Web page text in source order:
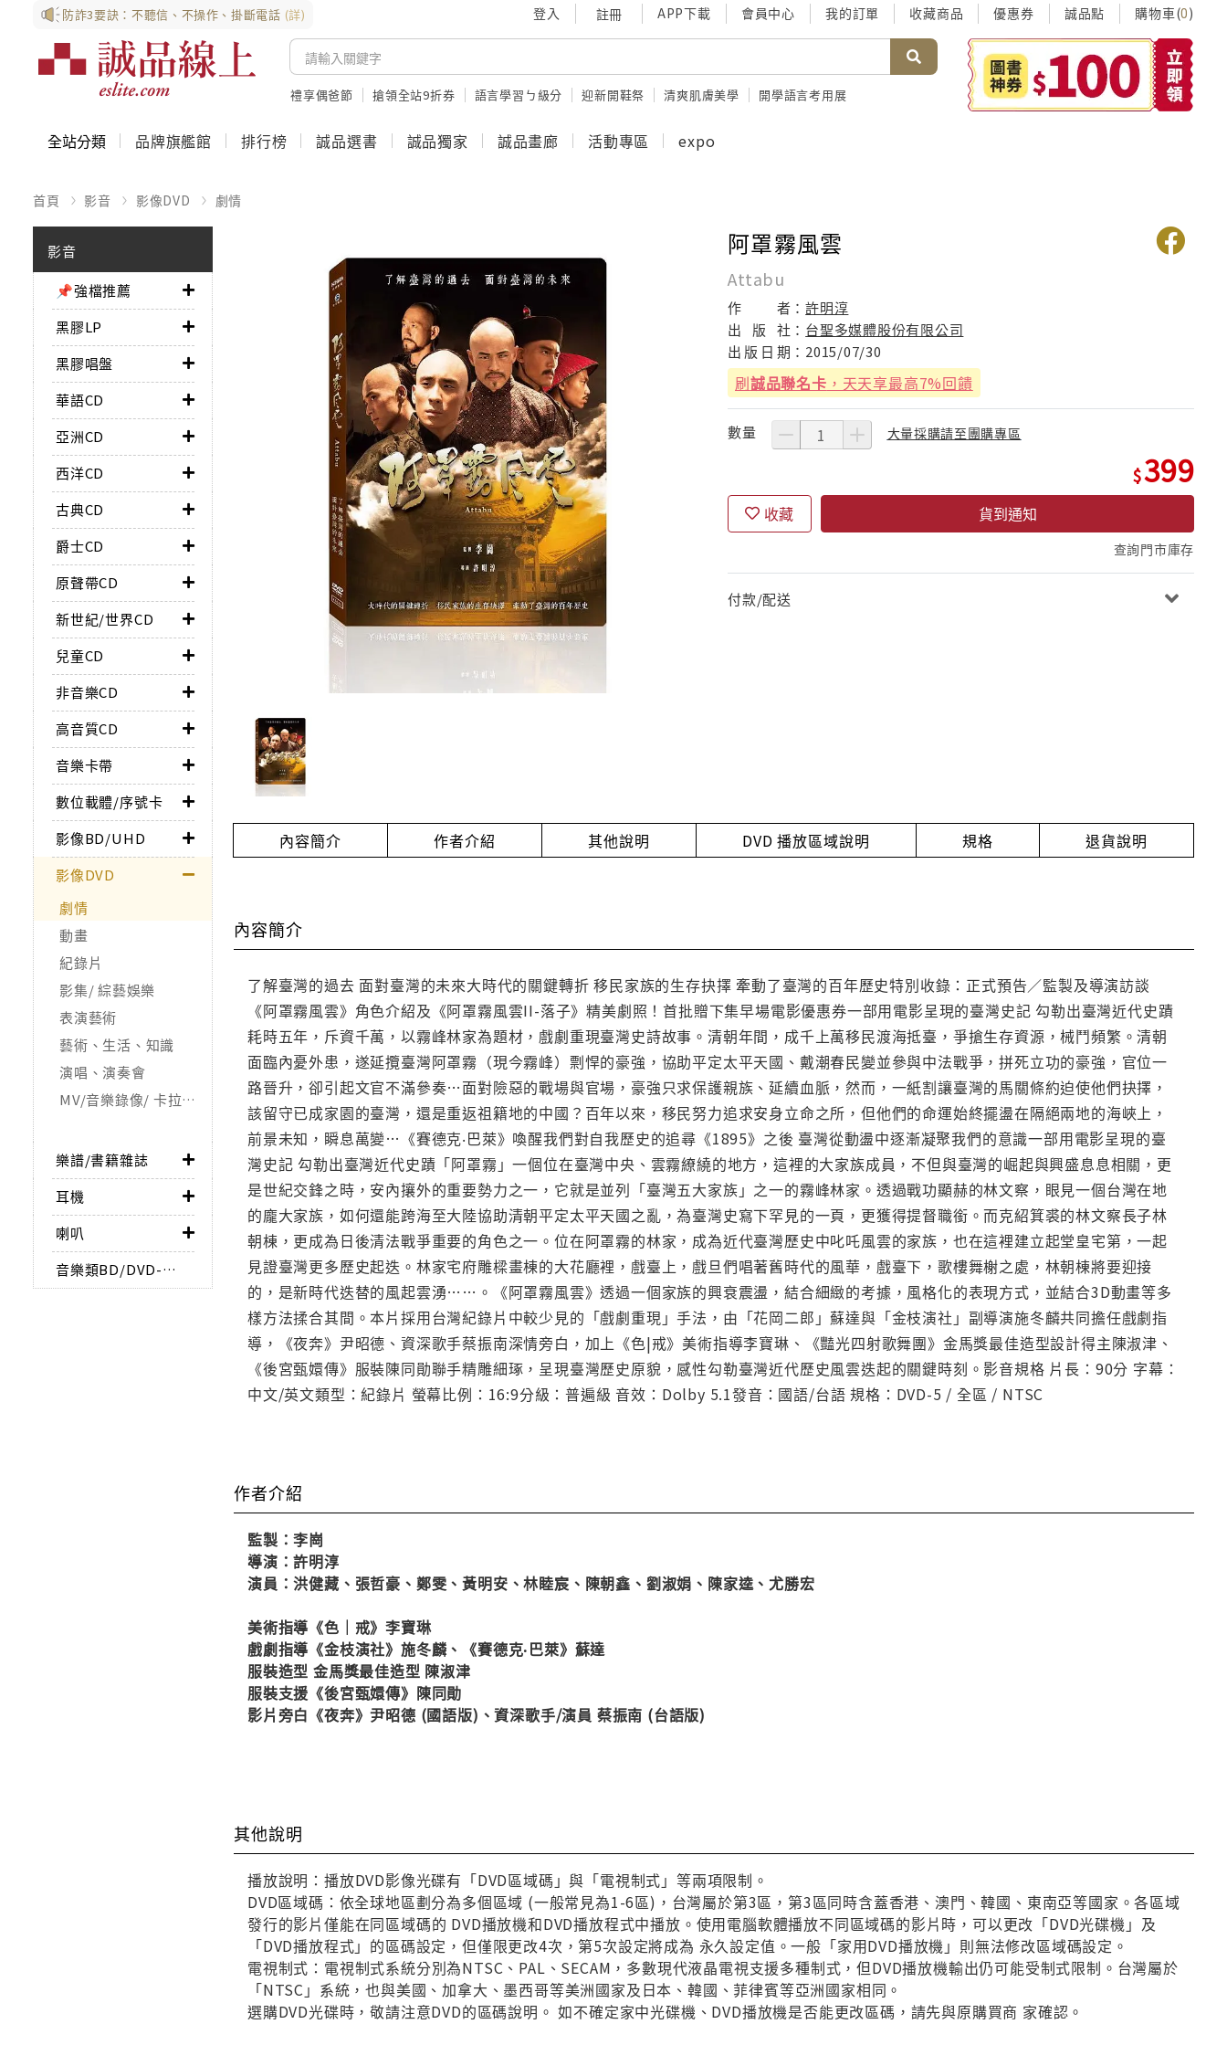
防詐3要訣：不聽信、不操作、掛斷電話 (詳) 登入 註冊 APP下載 會員中心 我的訂單 收藏商品 優惠券 誠品點 購物車(0)
禮享偶爸節 搶領全站9折券 語言學習ㄅ級分 迎新開鞋祭 清爽肌膚美學 開學語言考用展
全站分類 品牌旗艦館 排行榜 誠品選書 誠品獨家 誠品畫廊 活動專區 expo
首頁 影音 影像DVD 劇情
影音
📌強檔推薦
黑膠LP
黑膠唱盤
華語CD
亞洲CD
西洋CD
古典CD
爵士CD
原聲帶CD
新世紀/世界CD
兒童CD
非音樂CD
高音質CD
音樂卡帶
數位載體/序號卡
影像BD/UHD
影像DVD
劇情
動畫
紀錄片
影集/ 綜藝娛樂
表演藝術
藝術、生活、知識
演唱、演奏會
MV/音樂錄像/ 卡拉OK
樂譜/書籍雜誌
耳機
喇叭
音樂類BD/DVD-AUDIO
阿罩霧風雲
Attabu
作 者：許明淳
出
版 社： 台聖多媒體股份有限公司
出 版 日 期： 2015/07/30
刷誠品聯名卡 ，天天享最高7%回饋
數量 大量採購請至團購專區
399
收藏 貨到通知
查詢門市庫存
付款/配送
內容簡介 作者介紹 其他說明 DVD 播放區域說明 規格 退貨說明
內容簡介
了解臺灣的過去 面對臺灣的未來大時代的關鍵轉折 移民家族的生存抉擇 牽動了臺灣的百年歷史特別收錄：正式預告／監製及導演訪談
《阿罩霧風雲》角色介紹及《阿罩霧風雲II-落子》精美劇照！首批贈下集早場電影優惠券一部用電影呈現的臺灣史記 勾勒出臺灣近代史蹟
耗時五年，斥資千萬，以霧峰林家為題材，戲劇重現臺灣史詩故事。清朝年間，成千上萬移民渡海抵臺，爭搶生存資源，械鬥頻繁。清朝
面臨內憂外患，遂延攬臺灣阿罩霧（現今霧峰）剽悍的豪強，協助平定太平天國、戴潮春民變並參與中法戰爭，拼死立功的豪強，官位一
路晉升，卻引起文官不滿參奏…面對險惡的戰場與官場，豪強只求保護親族、延續血脈，然而，一紙割讓臺灣的馬關條約迫使他們抉擇，
該留守已成家園的臺灣，還是重返祖籍地的中國？百年以來，移民努力追求安身立命之所，但他們的命運始終擺盪在隔絕兩地的海峽上，
前景未知，瞬息萬變…《賽德克‧巴萊》喚醒我們對自我歷史的追尋《1895》之後 臺灣從動盪中逐漸凝聚我們的意識一部用電影呈現的臺
灣史記 勾勒出臺灣近代史蹟「阿罩霧」一個位在臺灣中央、雲霧繚繞的地方，這裡的大家族成員，不但與臺灣的崛起與興盛息息相關，更
是世紀交鋒之時，安內攘外的重要勢力之一，它就是並列「臺灣五大家族」之一的霧峰林家。透過戰功顯赫的林文察，眼見一個台灣在地
的龐大家族，如何還能跨海至大陸協助清朝平定太平天國之亂，為臺灣史寫下罕見的一頁，更獲得提督職銜。而克紹箕裘的林文察長子林
朝棟，更成為日後清法戰爭重要的角色之一。位在阿罩霧的林家，成為近代臺灣歷史中叱吒風雲的家族，也在這裡建立起堂皇宅第，一起
見證臺灣更多歷史起迭。林家宅府雕樑畫棟的大花廳裡，戲臺上，戲旦們唱著舊時代的風華，戲臺下，歌樓舞榭之處，林朝棟將要迎接
的，是新時代迭替的風起雲湧……。《阿罩霧風雲》透過一個家族的興衰震盪，結合細緻的考據，風格化的表現方式，並結合3D動畫等多
樣方法揉合其間。本片採用台灣紀錄片中較少見的「戲劇重現」手法，由「花岡二郎」蘇達與「金枝演社」副導演施冬麟共同擔任戲劇指
導，《夜奔》尹昭德、資深歌手蔡振南深情旁白，加上《色|戒》美術指導李寶琳、《豔光四射歌舞團》金馬獎最佳造型設計得主陳淑津、
《後宮甄嬛傳》服裝陳同勛聯手精雕細琢，呈現臺灣歷史原貌，感性勾勒臺灣近代歷史風雲迭起的關鍵時刻。影音規格 片長：90分 字幕：
中文/英文類型：紀錄片 螢幕比例：16:9分級：普遍級 音效：Dolby 5.1發音：國語/台語 規格：DVD-5 / 全區 / NTSC
作者介紹
監製：李崗
導演：許明淳
演員：洪健藏、張哲豪、鄭雯、黃明安、林睦宸、陳朝鑫、劉淑娟、陳家逵、尤勝宏
美術指導《色｜戒》李寶琳
戲劇指導《金枝演社》施冬麟、《賽德克‧巴萊》蘇達
服裝造型 金馬獎最佳造型 陳淑津
服裝支援《後宮甄嬛傳》陳同勛
影片旁白《夜奔》尹昭德 (國語版)、資深歌手/演員 蔡振南 (台語版)
其他說明
播放說明：播放DVD影像光碟有「DVD區域碼」與「電視制式」等兩項限制。
DVD區域碼：依全球地區劃分為多個區域 (一般常見為1-6區)，台灣屬於第3區，第3區同時含蓋香港、澳門、韓國、東南亞等國家。各區域
發行的影片僅能在同區域碼的 DVD播放機和DVD播放程式中播放。使用電腦軟體播放不同區域碼的影片時，可以更改「DVD光碟機」及
「DVD播放程式」的區碼設定，但僅限更改4次，第5次設定將成為 永久設定值。一般「家用DVD播放機」則無法修改區域碼設定。
電視制式：電視制式系統分別為NTSC、PAL、SECAM，多數現代液晶電視支援多種制式，但DVD播放機輸出仍可能受制式限制。台灣屬於
「NTSC」系統，也與美國、加拿大、墨西哥等美洲國家及日本、韓國、菲律賓等亞洲國家相同。
選購DVD光碟時，敬請注意DVD的區碼說明。 如不確定家中光碟機、DVD播放機是否能更改區碼，請先與原購買商 家確認。